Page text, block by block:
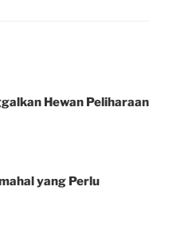
Hewan Peliharaan
yang Perlu